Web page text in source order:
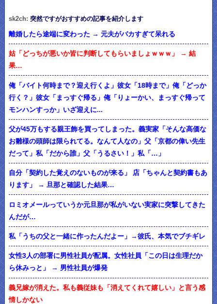
sk2ch: 突然ですがおすすめの記事を紹介します
離婚したら途端に変わった → 元夫がバカすぎて呆れる
姑「どっちが悪いか皆に判断してもらいましょｗｗｗ」 → 結
果…
俺「バイト何時まで？迎え行くよ」彼女「18時まで」俺「どっか
行く？」彼女「まっすぐ帰る」俺「りょーかい、まっすぐ帰って
モンハンすっか」いざ迎えに...
父が45万もする親王飾を買ってしまった。義実家「そんな高価な
お雛様の頭師は限られてる。なんて人なの」父「京都の偉い先生
だって」私「だから誰」父「うるさい！」私「…」
自分「契約した覚えのないものが来る」 店「ちゃんと契約書もあ
ります」 → 旦那と確認した結果…
ロミオメールっていうか元旦那が私がいない実家に突撃してきた
んだが…
私「うちの父と一緒に作ったんだよー」→彼氏、本気でブチギレ
女性3人の部署に男性社員が配属。女性社員「この日は生理だか
ら休みっと」 → 男性社員が爆発
義兄嫁が消えた。私も義従妹も「消えてくれて嬉しい」と言う感
情しかない